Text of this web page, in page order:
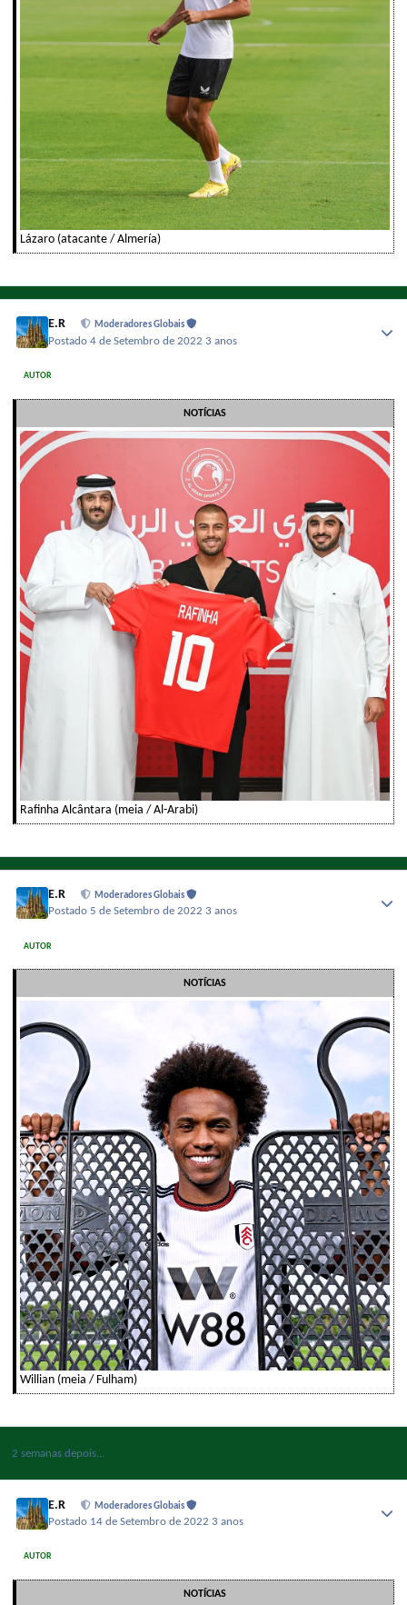
Lázaro (atacante / Almería)
E.R Moderadores Globais
Postado4 de Setembro de 2022 3 anos
AUTOR
NOTÍCIAS
Rafinha Alcântara (meia / Al-Arabi)
E.R Moderadores Globais
Postado 5 de Setembro de 2022 3 anos
AUTOR
NOTÍCIAS
Willian (meia / Fulham)
2 semanas depois...
E.R Moderadores Globais
Postado 14 de Setembro de 2022 3 anos
AUTOR
NOTÍCIAS